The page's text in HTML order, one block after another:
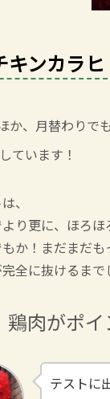
キンカラヒ
か、月替わりで
しています！
、
より更に、ほろ
もか！まだまだ
完全に抜けるま
鶏肉がポイ
テストに